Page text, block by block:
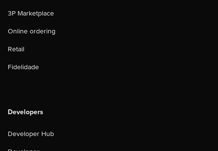
3P Marketplace
Online ordering
Retail
Fidelidade
Developers
Developer Hub